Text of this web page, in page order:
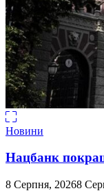
Новини
Нацбанк
8 Серпня, 20268